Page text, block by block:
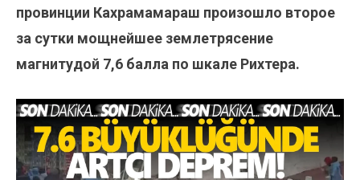
провинции Кахрамамараш произошло второе
за сутки мощнейшее землетрясение
магнитудой 7,6 балла по шкале Рихтера.